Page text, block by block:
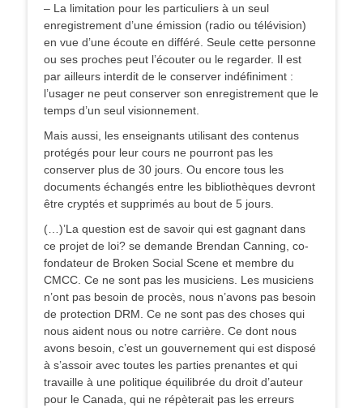
– La limitation pour les particuliers à un seul
enregistrement d’une émission (radio ou télévision)
en vue d’une écoute en différé. Seule cette personne
ou ses proches peut l’écouter ou le regarder. Il est
par ailleurs interdit de le conserver indéfiniment :
l’usager ne peut conserver son enregistrement que le
temps d’un seul visionnement.
Mais aussi, les enseignants utilisant des contenus
protégés pour leur cours ne pourront pas les
conserver plus de 30 jours. Ou encore tous les
documents échangés entre les bibliothèques devront
être cryptés et supprimés au bout de 5 jours.
(…)’La question est de savoir qui est gagnant dans
ce projet de loi? se demande Brendan Canning, co-
fondateur de Broken Social Scene et membre du
CMCC. Ce ne sont pas les musiciens. Les musiciens
n’ont pas besoin de procès, nous n’avons pas besoin
de protection DRM. Ce ne sont pas des choses qui
nous aident nous ou notre carrière. Ce dont nous
avons besoin, c’est un gouvernement qui est disposé
à s’assoir avec toutes les parties prenantes et qui
travaille à une politique équilibrée du droit d’auteur
pour le Canada, qui ne répèterait pas les erreurs